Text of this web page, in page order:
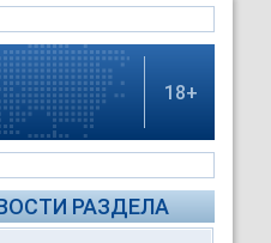
18+
РАЗДЕЛА